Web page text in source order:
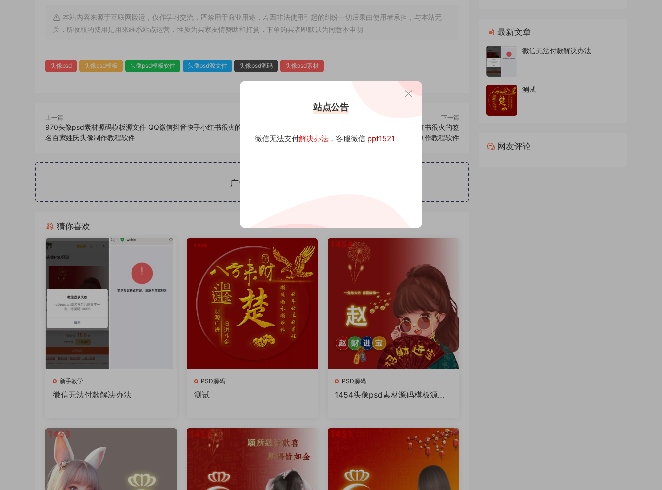
本站内容来源于互联网搬运，仅作学习交流，严禁用于商业用途，若因非法使用引起的纠纷一切后果由使用者承担，与本站无
关，所收取的费用是用来维系站点运营，性质为买家友情赞助和打赏，下单购买者即默认为同意本申明
头像psd 头像psd模板 头像psd模板软件 头像psd源文件 头像psd源码 头像psd素材
上一篇
970头像psd素材源码模板源文件 QQ微信抖音快手小红书很火的签
名百家姓氏头像制作教程软件
下一篇
972头像psd素材源码模板源文件 QQ微信抖音快手小红书很火的签
名百家姓氏头像制作教程软件
广告位招租
猜你喜欢
新手教学
微信无法付款解决办法
PSD源码
测试
PSD源码
1454头像psd素材源码模板源文
最新文章
微信无法付款解决办法
测试
网友评论
站点公告
微信无法支付解决办法 ，客服微信 ppt1521